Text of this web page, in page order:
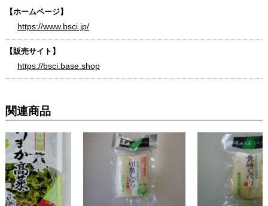
【ホームページ】
https://www.bsci.jp/
【販売サイト】
https://bsci.base.shop
関連商品